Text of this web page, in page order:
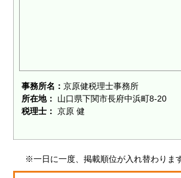
事務所名：京原健税理士事務所
所在地：
山口県下関市長府中浜町8-20
税理士： 京原 健
※一日に一度、掲載順位が入れ替わりま